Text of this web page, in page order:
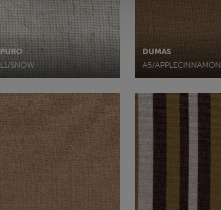
PURO
L1/SNOW
DUMAS
A5/APPLECINNAMON